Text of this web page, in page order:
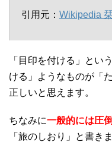
引用元： Wikipedia 栞
「目印を付ける」とい
ける」ようなものが「
正しいと思えます。
ちなみに一般的には圧
「旅のしおり」と書きま